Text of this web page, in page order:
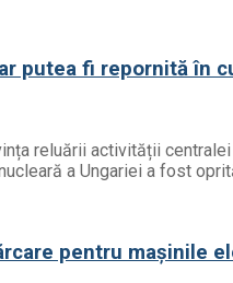
putea fi repornită în
reluării activității
a Ungariei a fost
pentru mașinile